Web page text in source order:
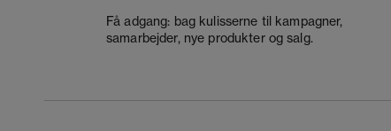
Få adgang: bag kulisserne til kampagner,
samarbejder, nye produkter og salg.